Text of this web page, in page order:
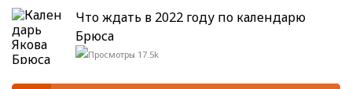
Что ждать в 2022 году по календарю
Брюса
17.5k